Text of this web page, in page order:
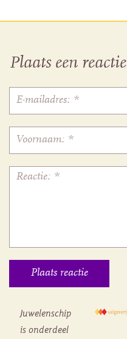
Plaats een reactie
Juwelenschip
is onderdeel